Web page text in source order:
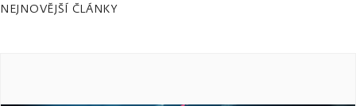
NEJNOVĚJŠÍ ČLÁNKY